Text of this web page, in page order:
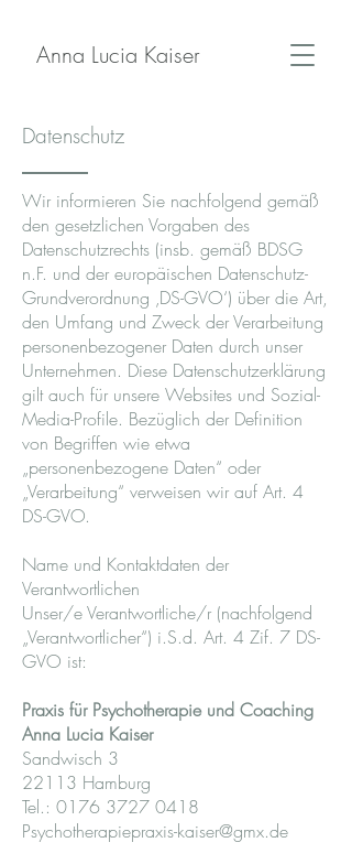
Anna Lucia Kaiser
Datenschutz
Wir informieren Sie nachfolgend gemäß
den gesetzlichen Vorgaben des
Datenschutzrechts (insb. gemäß BDSG
n.F. und der europäischen Datenschutz-
Grundverordnung ‚DS-GVO‘) über die Art,
den Umfang und Zweck der Verarbeitung
personenbezogener Daten durch unser
Unternehmen. Diese Datenschutzerklärung
gilt auch für unsere Websites und Sozial-
Media-Profile. Bezüglich der Definition
von Begriffen wie etwa
„personenbezogene Daten“ oder
„Verarbeitung“ verweisen wir auf Art. 4
DS-GVO.
Name und Kontaktdaten der
Verantwortlichen
Unser/e Verantwortliche/r (nachfolgend
„Verantwortlicher“) i.S.d. Art. 4 Zif. 7 DS-
GVO ist:
Praxis für Psychotherapie und Coaching
Anna Lucia Kaiser
Sandwisch 3
22113 Hamburg
Tel.: 0176 3727 0418
Psychotherapiepraxis-kaiser@gmx.de